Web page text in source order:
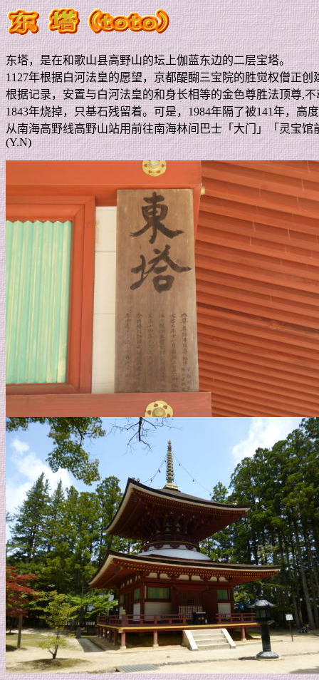
东塔，是在和歌山县高野山的坛上伽蓝东边的二层宝塔。
1127年根据白河法皇的愿望，京都醍醐三宝院的胜觉权僧正创
根据记录，安置与白河法皇的和身长相等的金色尊胜法顶尊,不
1843年烧掉，只基石残留着。可是，1984年隔了被141年，高度
从南海高野线高野山站用前往南海林间巴士「大门」「灵宝
(Y.N)